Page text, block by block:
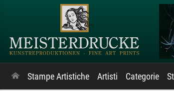
Stampe Artistiche Artisti Categorie